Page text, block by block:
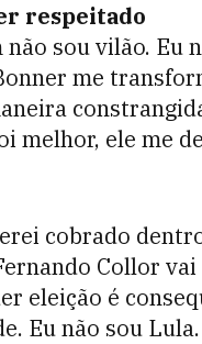
respeitado
sou vilão. Eu
me
melhor, ele me
cobrado
Collor
eleição é
Eu não sou